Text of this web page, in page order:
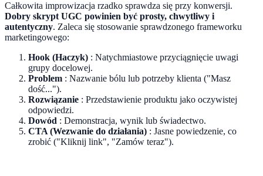
Całkowita improwizacja rzadko sprawdza się przy konwersji.
Dobry skrypt UGC powinien być prosty, chwytliwy i
autentyczny. Zaleca się stosowanie sprawdzonego frameworku
marketingowego:
Hook (Haczyk) : Natychmiastowe przyciągnięcie uwagi
grupy docelowej.
Problem : Nazwanie bólu lub potrzeby klienta ("Masz
dość...").
Rozwiązanie : Przedstawienie produktu jako oczywistej
odpowiedzi.
Dowód : Demonstracja, wynik lub świadectwo.
CTA (Wezwanie do działania) : Jasne powiedzenie, co
zrobić ("Kliknij link", "Zamów teraz").